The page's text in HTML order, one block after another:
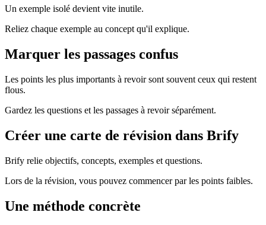
Un exemple isolé devient vite inutile.
Reliez chaque exemple au concept qu'il explique.
Marquer les passages confus
Les points les plus importants à revoir sont souvent ceux qui restent
flous.
Gardez les questions et les passages à revoir séparément.
Créer une carte de révision dans Brify
Brify relie objectifs, concepts, exemples et questions.
Lors de la révision, vous pouvez commencer par les points faibles.
Une méthode concrète